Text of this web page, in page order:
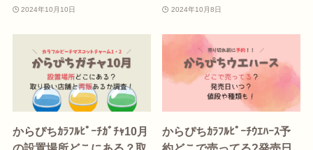
2024年10月10日 2024年10月8日
からぴちｶﾗﾌﾙﾋﾟｰﾁｶﾞﾁｬ10月
からぴちｶﾗﾌﾙﾋﾟｰﾁｳｴﾊｰｽ予